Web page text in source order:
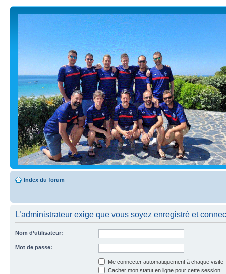
Index du forum
L’administrateur exige que vous soyez enregistré et
Nom d’utilisateur:
Mot de passe:
Me connecter automatiquement à chaque visite
Cacher mon statut en ligne pour cette session